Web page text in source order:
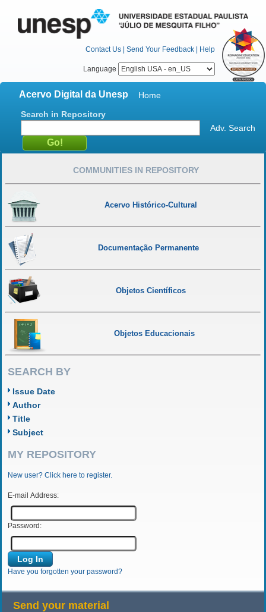
Contact Us | Send Your Feedback | Help
Language
Acervo Digital da Unesp
Home
Search in Repository
Adv. Search
COMMUNITIES IN REPOSITORY
Acervo Histórico-Cultural
Documentação Permanente
Objetos Científicos
Objetos Educacionais
SEARCH BY
Issue Date
Author
Title
Subject
MY REPOSITORY
New user? Click here to register.
E-mail Address:
Password:
Have you forgotten your password?
Send your material